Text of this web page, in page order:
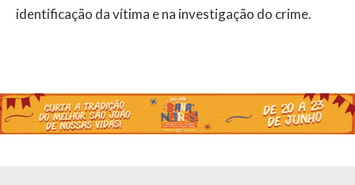
identificação da vítima e na investigação do crime.